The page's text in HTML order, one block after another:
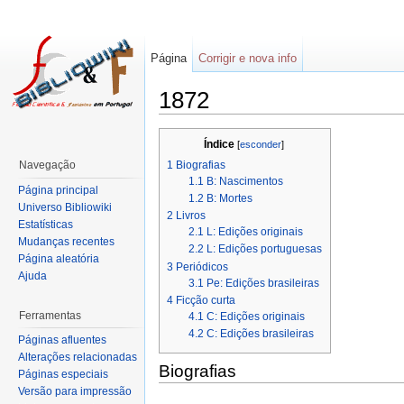
1872
Índice[esconder]
1 Biografias
1.1 B: Nascimentos
1.2 B: Mortes
2 Livros
2.1 L: Edições originais
2.2 L: Edições portuguesas
3 Periódicos
3.1 Pe: Edições brasileiras
4 Ficção curta
4.1 C: Edições originais
4.2 C: Edições brasileiras
Biografias
Página Corrigir e nova info
Navegação
Página principal
Universo Bibliowiki
Estatísticas
Mudanças recentes
Página aleatória
Ajuda
Ferramentas
Páginas afluentes
Alterações relacionadas
Páginas especiais
Versão para impressão